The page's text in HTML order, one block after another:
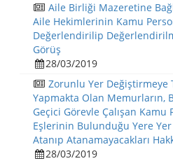
Aile Birliği Mazeretine
Aile Hekimlerinin Kamu
Değerlendirilip
Görüş
28/03/2019
Zorunlu Yer Değiştirmeye
Yapmakta Olan Memurların,
Geçici Görevle Çalışan Kamu
Eşlerinin Bulunduğu Yere
Atanıp Atanamayacakları
28/03/2019